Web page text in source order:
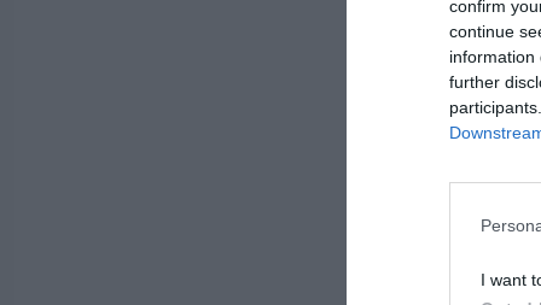
confirm
continue
information
further
I want